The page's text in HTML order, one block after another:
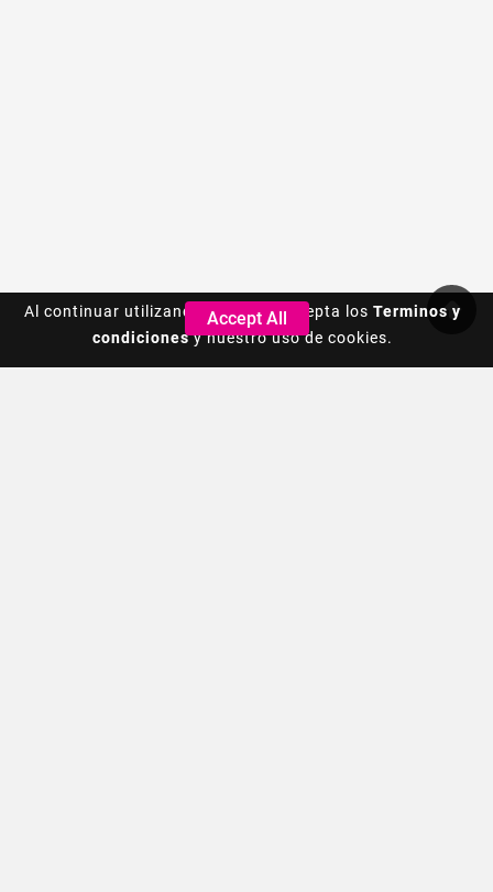
Al continuar utilizando este sitio, acepta los Terminos y
condicionesy nuestro uso de cookies.
Accept All
Al continuar utilizando este sitio, acepta los Terminos y
condicionesy nuestro uso de cookies.
Accept All